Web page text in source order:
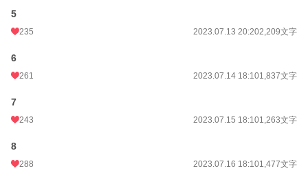
初回公開日時
初回完結日時
週間ポイント
月間ポイント
年間ポイント
累計ポイント
5
235 2023.07.13 20:202,209文字
6
261 2023.07.14 18:101,837文字
7
243 2023.07.15 18:101,263文字
8
288 2023.07.16 18:101,477文字